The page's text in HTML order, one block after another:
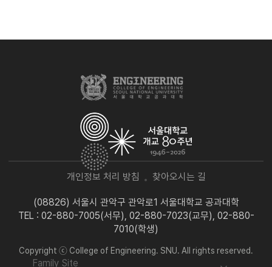
개인정보 처리 방침 찾아오시는 길
(08826) 서울시 관악구 관악로1 서울대학교 공과대학
TEL : 02-880-7005(서무), 02-880-7023(교무), 02-880-
7010(학생)
Copyright ⓒ College of Engineering. SNU. All rights reserved.
Family Site